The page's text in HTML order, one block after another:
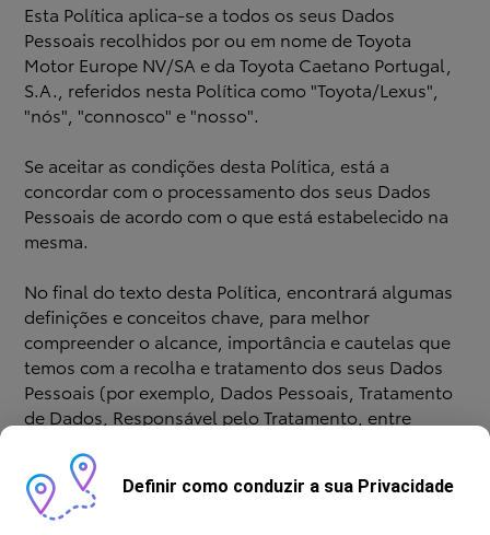
Esta Política aplica-se a todos os seus Dados
Pessoais recolhidos por ou em nome de Toyota
Motor Europe NV/SA e da Toyota Caetano Portugal,
S.A., referidos nesta Política como "Toyota/Lexus",
"nós", "connosco" e "nosso".
Se aceitar as condições desta Política, está a
concordar com o processamento dos seus Dados
Pessoais de acordo com o que está estabelecido na
mesma.
No final do texto desta Política, encontrará algumas
definições e conceitos chave, para melhor
compreender o alcance, importância e cautelas que
temos com a recolha e tratamento dos seus Dados
Pessoais (por exemplo, Dados Pessoais, Tratamento
de Dados, Responsável pelo Tratamento, entre
Definir como conduzir a sua Privacidade